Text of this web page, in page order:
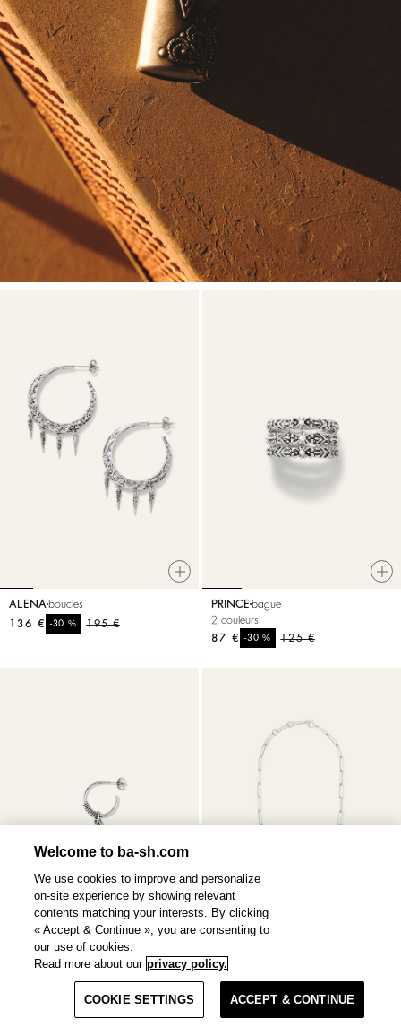
FILTRER & TRIER
ALENA boucles
195 €
-30%
136 €
PRINCE bague
2 couleurs
125 €
-30%
87 €
boucle
NAOKIcollier
250 €
Welcome to ba-sh.com
We use cookies to improve and personalize
on-site experience by showing relevant
contents matching your interests. By clicking
« Accept & Continue », you are consenting to
our use of cookies.
Read more about our privacy policy.
COOKIE SETTINGS ACCEPT & CONTINUE